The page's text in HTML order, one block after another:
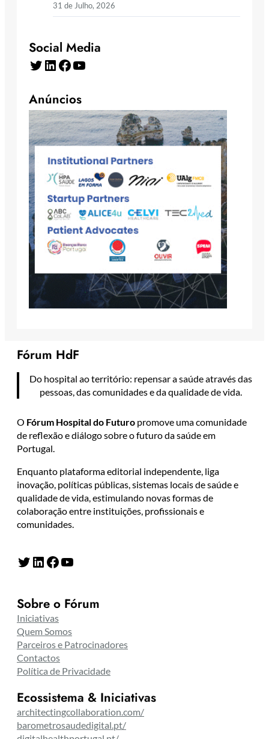
31 de Julho, 2026
Social Media
Twitter LinkedIn Facebook YouTube
Anúncios
Fórum HdF
Do hospital ao território: repensar a saúde através das
pessoas, das comunidades e da qualidade de vida.
O Fórum Hospital do Futuro promove uma comunidade
de reflexão e diálogo sobre o futuro da saúde em
Portugal.
Enquanto plataforma editorial independente, liga
inovação, políticas públicas, sistemas locais de saúde e
qualidade de vida, estimulando novas formas de
colaboração entre instituições, profissionais e
comunidades.
Twitter LinkedIn Facebook YouTube
Sobre o Fórum
Iniciativas
Quem Somos
Parceiros e Patrocinadores
Contactos
Política de Privacidade
Ecossistema & Iniciativas
architectingcollaboration.com/
barometrosaudedigital.pt/